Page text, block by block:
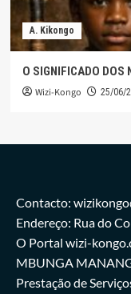
A. Kikongo
O SIGNIFICADO DOS
Wizi-Kongo 25/06/
Contacto:
Endereço: Rua do
O Portal wizi-
MBUNGA
Prestação de